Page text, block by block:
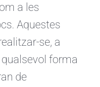
a les
Aquestes
se, a
forma
de